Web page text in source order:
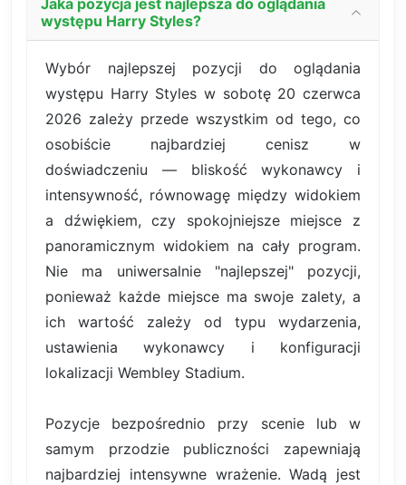
Jaka pozycja jest najlepsza do oglądania
występu Harry Styles?
Wybór najlepszej pozycji do oglądania
występu Harry Styles w sobotę 20 czerwca
2026 zależy przede wszystkim od tego, co
osobiście najbardziej cenisz w
doświadczeniu — bliskość wykonawcy i
intensywność, równowagę między widokiem
a dźwiękiem, czy spokojniejsze miejsce z
panoramicznym widokiem na cały program.
Nie ma uniwersalnie "najlepszej" pozycji,
ponieważ każde miejsce ma swoje zalety, a
ich wartość zależy od typu wydarzenia,
ustawienia wykonawcy i konfiguracji
lokalizacji Wembley Stadium.
Pozycje bezpośrednio przy scenie lub w
samym przodzie publiczności zapewniają
najbardziej intensywne wrażenie. Wadą jest